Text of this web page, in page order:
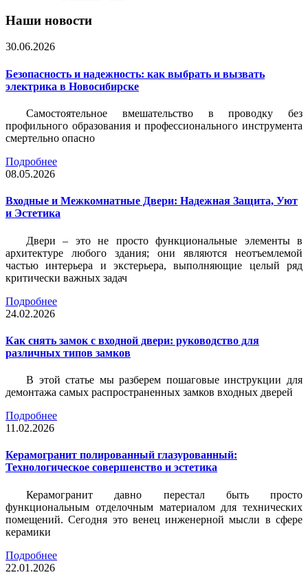
Наши новости
30.06.2026
Безопасность и надежность: как выбрать и вызвать
электрика в Новосибирске
Самостоятельное вмешательство в проводку без
профильного образования и профессионального инструмента
смертельно опасно
Подробнее
08.05.2026
Входные и Межкомнатные Двери: Надежная Защита, Уют
и Эстетика
Двери – это не просто функциональные элементы в
архитектуре любого здания; они являются неотъемлемой
частью интерьера и экстерьера, выполняющие целый ряд
критически важных задач
Подробнее
24.02.2026
Как снять замок с входной двери: руководство для
различных типов замков
В этой статье мы разберем пошаговые инструкции для
демонтажа самых распространенных замков входных дверей
Подробнее
11.02.2026
Керамогранит полированный глазурованный:
Технологическое совершенство и эстетика
Керамогранит давно перестал быть просто
функциональным отделочным материалом для технических
помещений. Сегодня это венец инженерной мысли в сфере
керамики
Подробнее
22.01.2026